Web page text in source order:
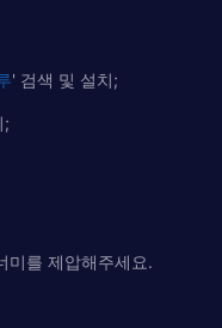
' 검색 및 설치;
;
미를 제압해주세요.